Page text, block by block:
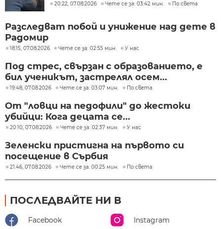
20:22, 07.08.2026 Чете се за: 03:42 мин. По света
Разследват побой и унижение над дете в
Радомир
18:15, 07.08.2026 Чете се за: 02:55 мин. У нас
Под стрес, свързан с образованието, е
бил ученикът, застрелял осем...
19:48, 07.08.2026 Чете се за: 03:07 мин. По света
От "ловци на педофили" до жестоки
убийци: Кога децата се...
20:10, 07.08.2026 Чете се за: 02:37 мин. У нас
Зеленски пристигна на първото си
посещение в Сърбия
21:46, 07.08.2026 Чете се за: 00:25 мин. По света
ПОСЛЕДВАЙТЕ НИ В
Facebook Instagram